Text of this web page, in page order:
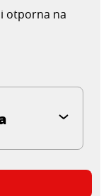
otporna na